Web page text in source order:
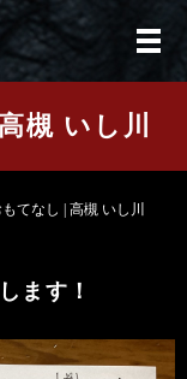
メ
槻 いし川
てなし | 高槻 いし川
ます！